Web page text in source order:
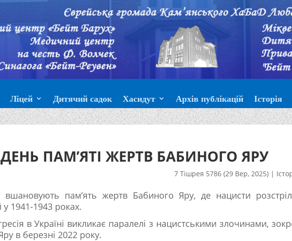
Ліцей Дитячий садок Хасидут Архів публікацій Історія
ПАМ’ЯТІ ЖЕРТВ БАБИНОГО ЯРУ
7 Тішрея 5786 (29 Вер, 2025)|
вшановують пам’ять жертв Бабиного Яру, де нацисти
1941-1943 роках.
в Україні викликає паралелі з нацистськими злочинами,
в березні 2022 року.